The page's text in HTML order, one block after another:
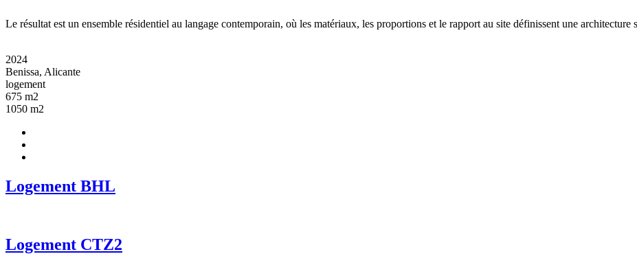
Le résultat est un ensemble résidentiel au langage contemporain, où les matériaux, les proportions et le rapport au site définissent une architecture
2024
Benissa, Alicante
logement
675 m2
1050 m2
Logement BHL
Logement CTZ2